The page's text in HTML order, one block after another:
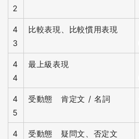
2
4
3
比較表現、比較慣用表現
4
4
最上級表現
4
5
受動態 肯定文 / 名詞
4
受動態 疑問文、否定文